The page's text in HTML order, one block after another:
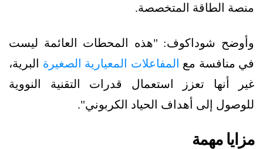
منصة الطاقة المتخصصة.
وأوضح شوداكوف: "هذه المحطات العائمة ليست
في منافسة مع المفاعلات المعيارية الصغيرة البرية،
غير أنها تعزز استعمال قدرات التقنية النووية
للوصول إلى أهداف الحياد الكربوني".
مزايا مهمة